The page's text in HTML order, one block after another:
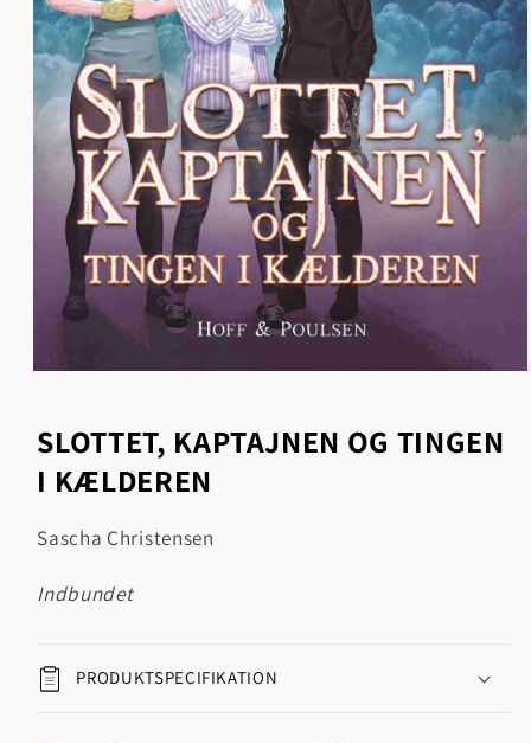
modus
SLOTTET, KAPTAJNEN OG TINGEN
I KÆLDEREN
Sascha Christensen
indbundet
PRODUKTSPECIFIKATION